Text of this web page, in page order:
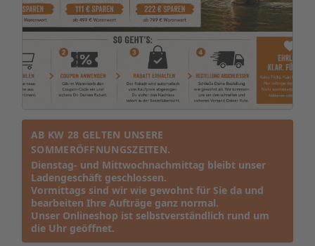
AB KW 28 GELTEN UNSERE
SOMMERÖFFNUNGSZEITEN.
Dienstag- und Mittwochnachmittag bleibt unser
Ladengeschäft geschlossen.
Vormittags sind wir wie gewohnt für Sie da und
bearbeiten Ihre Aufträge ganz normal.
Unser Onlineshop ist selbstverständlich rund um
die Uhr geöffnet.